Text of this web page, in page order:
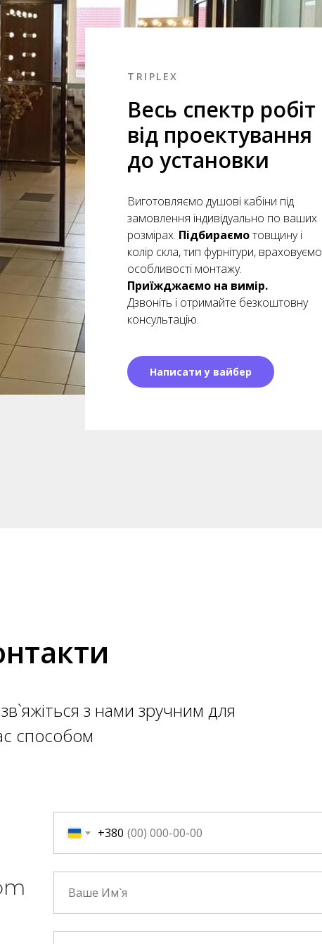
TRIPLEX
Весь спектр робіт
від проектування
до установки
Виготовляємо душові кабіни під
замовлення індивідуально по ваших
розмірах. Підбираємотовщину і
колір скла, тип фурнітури, враховуємо
особливості монтажу.
Приїжджаємо на вимір.
Дзвоніть і отримайте безкоштовну
консультацію.
Написати у вайбер
з нами зручним для
способом
+380